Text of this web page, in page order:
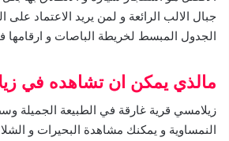
جبال الالب الرائعة و لمن يريد الاعتماد على
الجدول المبسط لخريطة الباصات و ارقامها
مالذي يمكن ان تشاهده في
زيلامسي قرية غارقة في الطبيعة الجميلة
النمساوية و يمكنك مشاهدة البحيرات و